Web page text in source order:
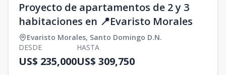
Proyecto de apartamentos de 2 y 3
habitaciones en 📍Evaristo Morales
Evaristo Morales, Santo Domingo D.N.
DESDE
US$ 235,000
HASTA
US$ 309,750